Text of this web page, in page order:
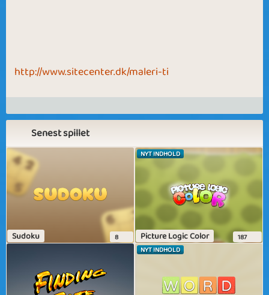
http://www.sitecenter.dk/maleri-ti
Senest spillet
Sudoku 8
NYT INDHOLD
Picture Logic Color
187
NYT INDHOLD